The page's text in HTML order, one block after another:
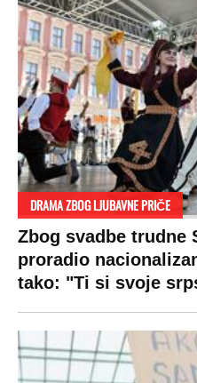
DRAMA ZBOG LJUBAVNE PRIČE
Zbog svadbe trudne
proradio
tako: "Ti si svoje